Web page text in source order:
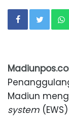
Madiun
system